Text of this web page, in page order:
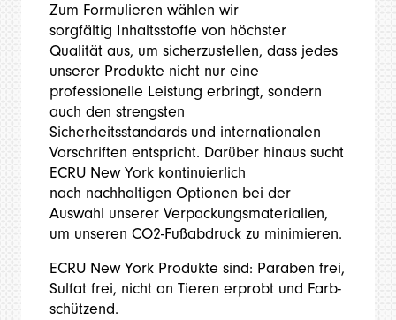
Zum Formulieren wählen wir
sorgfältig Inhaltsstoffe von höchster
Qualität aus, um sicherzustellen, dass jedes
unserer Produkte nicht nur eine
professionelle Leistung erbringt, sondern
auch den strengsten
Sicherheitsstandards und internationalen
Vorschriften entspricht. Darüber hinaus sucht
ECRU New York kontinuierlich
nach nachhaltigen Optionen bei der
Auswahl unserer Verpackungsmaterialien,
um unseren CO2-Fußabdruck zu minimieren.
ECRU New York Produkte sind: Paraben frei,
Sulfat frei, nicht an Tieren erprobt und Farb-
schützend.